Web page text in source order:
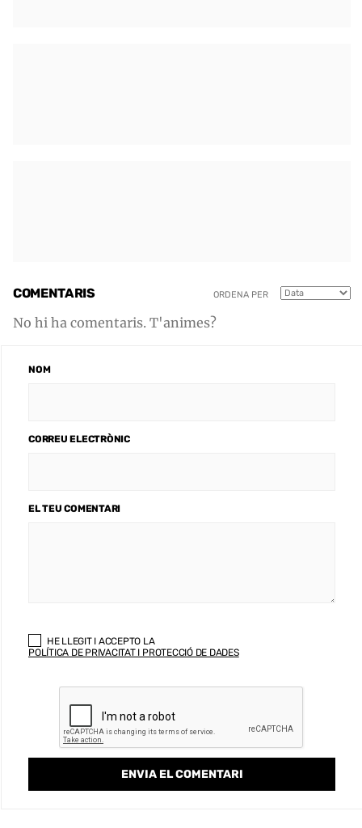
COMENTARIS ORDENA PER
No hi ha comentaris. T'animes?
NOM
CORREU ELECTRÒNIC
EL TEU COMENTARI
HE LLEGIT I ACCEPTO LA
POLÍTICA DE PRIVACITAT I PROTECCIÓ DE DADES